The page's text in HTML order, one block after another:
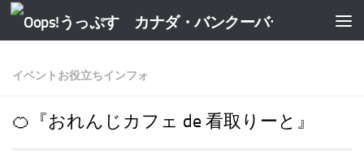
イベント お役立ちインフォ
🍊『おれんじカフェ de 看取りーと』